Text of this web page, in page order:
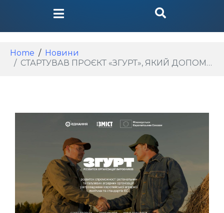
Home
Новини
СТАРТУВАВ ПРОЄКТ «ЗГУРТ», ЯКИЙ ДОПОМОЖЕ АГРАРІЯМ АДАПТУВАТИСЯ ДО ВИМОГ ЄВРОІНТЕГРАЦІЇ